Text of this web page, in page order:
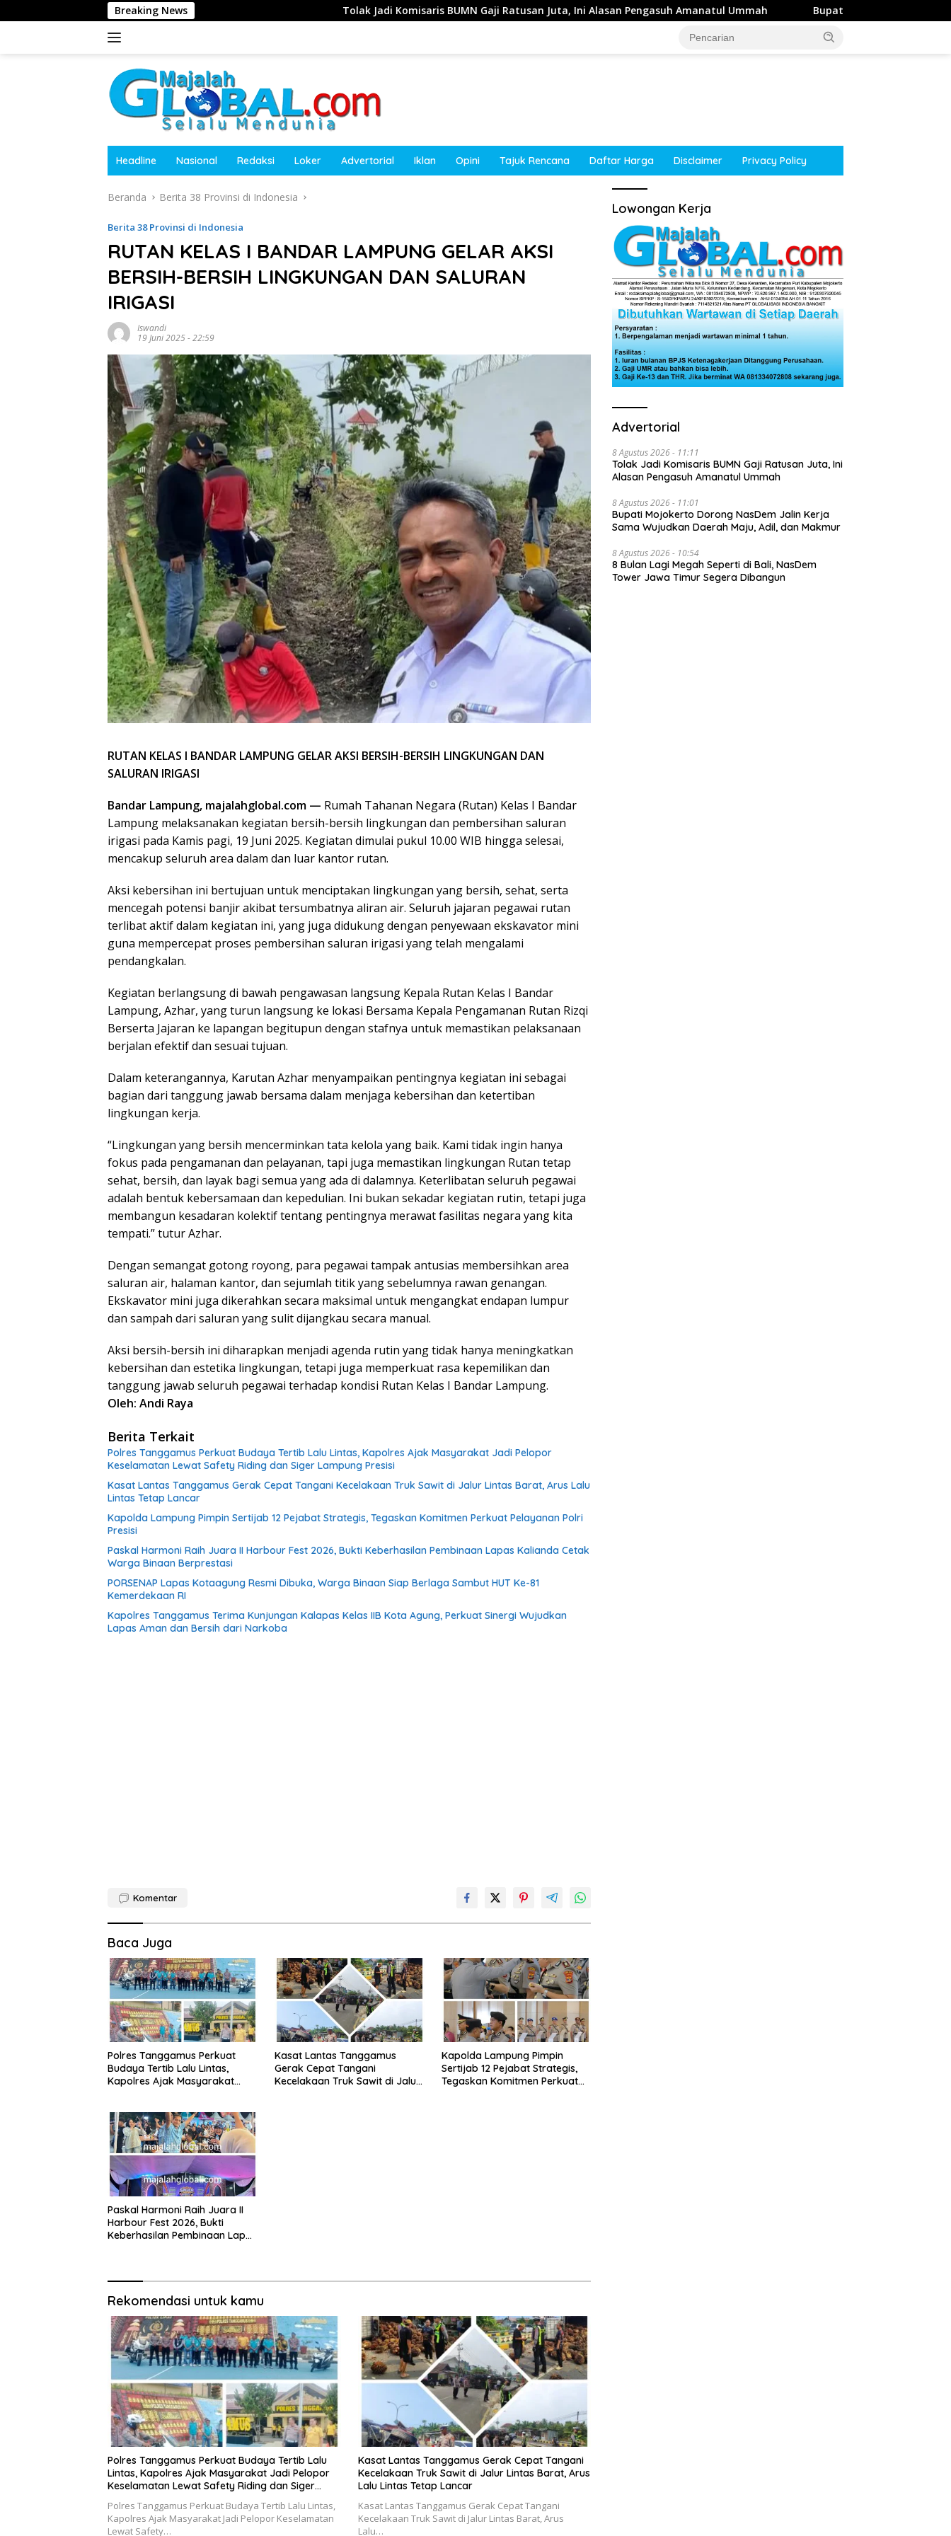
ke
Breaking News Tolak Jadi Komisaris BUMN Gaji Ratusan Juta, Ini Alasan Pengasuh Amanatul Ummah Bupati Mojokerto Dorong NasDem Jalin Kerja
Headline Nasional Redaksi Loker Advertorial Iklan Opini Tajuk Rencana Daftar Harga Disclaimer Privacy Policy
Beranda Berita 38 Provinsi di Indonesia
Berita 38 Provinsi di Indonesia
RUTAN KELAS I BANDAR LAMPUNG GELAR AKSI
BERSIH-BERSIH LINGKUNGAN DAN SALURAN
IRIGASI
Iswandi
19 Juni 2025 - 22:59
RUTAN KELAS I BANDAR LAMPUNG GELAR AKSI BERSIH-BERSIH LINGKUNGAN DAN
SALURAN IRIGASI
Bandar Lampung, majalahglobal.com — Rumah Tahanan Negara (Rutan) Kelas I Bandar
Lampung melaksanakan kegiatan bersih-bersih lingkungan dan pembersihan saluran
irigasi pada Kamis pagi, 19 Juni 2025. Kegiatan dimulai pukul 10.00 WIB hingga selesai,
mencakup seluruh area dalam dan luar kantor rutan.
Aksi kebersihan ini bertujuan untuk menciptakan lingkungan yang bersih, sehat, serta
mencegah potensi banjir akibat tersumbatnya aliran air. Seluruh jajaran pegawai rutan
terlibat aktif dalam kegiatan ini, yang juga didukung dengan penyewaan ekskavator mini
guna mempercepat proses pembersihan saluran irigasi yang telah mengalami
pendangkalan.
Kegiatan berlangsung di bawah pengawasan langsung Kepala Rutan Kelas I Bandar
Lampung, Azhar, yang turun langsung ke lokasi Bersama Kepala Pengamanan Rutan Rizqi
Berserta Jajaran ke lapangan begitupun dengan stafnya untuk memastikan pelaksanaan
berjalan efektif dan sesuai tujuan.
Dalam keterangannya, Karutan Azhar menyampaikan pentingnya kegiatan ini sebagai
bagian dari tanggung jawab bersama dalam menjaga kebersihan dan ketertiban
lingkungan kerja.
“Lingkungan yang bersih mencerminkan tata kelola yang baik. Kami tidak ingin hanya
fokus pada pengamanan dan pelayanan, tapi juga memastikan lingkungan Rutan tetap
sehat, bersih, dan layak bagi semua yang ada di dalamnya. Keterlibatan seluruh pegawai
adalah bentuk kebersamaan dan kepedulian. Ini bukan sekadar kegiatan rutin, tetapi juga
membangun kesadaran kolektif tentang pentingnya merawat fasilitas negara yang kita
tempati.” tutur Azhar.
Dengan semangat gotong royong, para pegawai tampak antusias membersihkan area
saluran air, halaman kantor, dan sejumlah titik yang sebelumnya rawan genangan.
Ekskavator mini juga dikerahkan secara maksimal untuk mengangkat endapan lumpur
dan sampah dari saluran yang sulit dijangkau secara manual.
Aksi bersih-bersih ini diharapkan menjadi agenda rutin yang tidak hanya meningkatkan
kebersihan dan estetika lingkungan, tetapi juga memperkuat rasa kepemilikan dan
tanggung jawab seluruh pegawai terhadap kondisi Rutan Kelas I Bandar Lampung.
Oleh: Andi Raya
Berita Terkait
Polres Tanggamus Perkuat Budaya Tertib Lalu Lintas, Kapolres Ajak Masyarakat Jadi Pelopor
Keselamatan Lewat Safety Riding dan Siger Lampung Presisi
Kasat Lantas Tanggamus Gerak Cepat Tangani Kecelakaan Truk Sawit di Jalur Lintas Barat, Arus Lalu
Lintas Tetap Lancar
Kapolda Lampung Pimpin Sertijab 12 Pejabat Strategis, Tegaskan Komitmen Perkuat Pelayanan Polri
Presisi
Paskal Harmoni Raih Juara II Harbour Fest 2026, Bukti Keberhasilan Pembinaan Lapas Kalianda Cetak
Warga Binaan Berprestasi
PORSENAP Lapas Kotaagung Resmi Dibuka, Warga Binaan Siap Berlaga Sambut HUT Ke-81
Kemerdekaan RI
Kapolres Tanggamus Terima Kunjungan Kalapas Kelas IIB Kota Agung, Perkuat Sinergi Wujudkan
Lapas Aman dan Bersih dari Narkoba
Komentar
Baca Juga
Polres Tanggamus Perkuat
Budaya Tertib Lalu Lintas,
Kapolres Ajak Masyarakat
Lampung Presisi
Kasat Lantas Tanggamus
Gerak Cepat Tangani
Kecelakaan Truk Sawit di Jalur
Kapolda Lampung Pimpin
Sertijab 12 Pejabat Strategis,
Tegaskan Komitmen Perkuat
Paskal Harmoni Raih Juara II
Harbour Fest 2026, Bukti
Keberhasilan Pembinaan Lapas
Rekomendasi untuk kamu
Polres Tanggamus Perkuat Budaya Tertib Lalu
Lintas, Kapolres Ajak Masyarakat Jadi Pelopor
Keselamatan Lewat Safety Riding dan Siger
Polres Tanggamus Perkuat Budaya Tertib Lalu Lintas,
Kapolres Ajak Masyarakat Jadi Pelopor Keselamatan
Lewat Safety…
Kasat Lantas Tanggamus Gerak Cepat Tangani
Kecelakaan Truk Sawit di Jalur Lintas Barat, Arus
Lalu Lintas Tetap Lancar
Kasat Lantas Tanggamus Gerak Cepat Tangani
Kecelakaan Truk Sawit di Jalur Lintas Barat, Arus
Lalu…
Lowongan Kerja
Advertorial
8 Agustus 2026 - 11:11
Tolak Jadi Komisaris BUMN Gaji Ratusan Juta, Ini
Alasan Pengasuh Amanatul Ummah
8 Agustus 2026 - 11:01
Bupati Mojokerto Dorong NasDem Jalin Kerja
Sama Wujudkan Daerah Maju, Adil, dan Makmur
8 Agustus 2026 - 10:54
8 Bulan Lagi Megah Seperti di Bali, NasDem
Tower Jawa Timur Segera Dibangun